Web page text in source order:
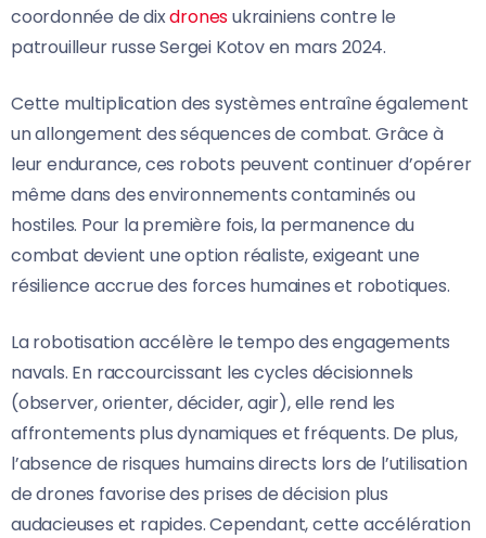
coordonnée de dixdronesukrainiens contre le
patrouilleur russe Sergei Kotov en mars 2024.
Cette multiplication des systèmes entraîne également
un allongement des séquences de combat. Grâce à
leur endurance, ces robots peuvent continuer d’opérer
même dans des environnements contaminés ou
hostiles. Pour la première fois, la permanence du
combat devient une option réaliste, exigeant une
résilience accrue des forces humaines et robotiques.
La robotisation accélère le tempo des engagements
navals. En raccourcissant les cycles décisionnels
(observer, orienter, décider, agir), elle rend les
affrontements plus dynamiques et fréquents. De plus,
l’absence de risques humains directs lors de l’utilisation
de drones favorise des prises de décision plus
audacieuses et rapides. Cependant, cette accélération